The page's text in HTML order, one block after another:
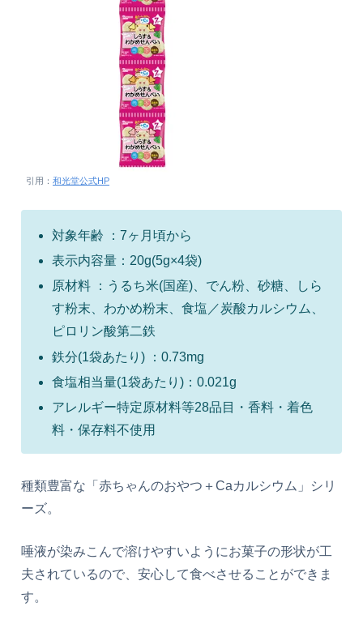
引用： 和光堂公式HP
対象年齢 ：7ヶ月頃から
表示内容量：20g(5g×4袋)
原材料 ：うるち米(国産)、でん粉、砂糖、しら
す粉末、わかめ粉末、食塩／炭酸カルシウム、
ピロリン酸第二鉄
鉄分(1袋あたり) ：0.73mg
食塩相当量(1袋あたり)：0.021g
アレルギー特定原材料等28品目・香料・着色
料・保存料不使用
種類豊富な「赤ちゃんのおやつ＋Caカルシウム」シリ
ーズ。
唾液が染みこんで溶けやすいようにお菓子の形状が工
夫されているので、安心して食べさせることができま
す。